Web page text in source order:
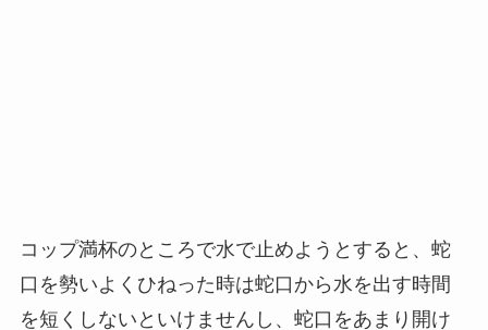
コップ満杯のところで水で止めようとすると、蛇
口を勢いよくひねった時は蛇口から水を出す時間
を短くしないといけませんし、蛇口をあまり開け